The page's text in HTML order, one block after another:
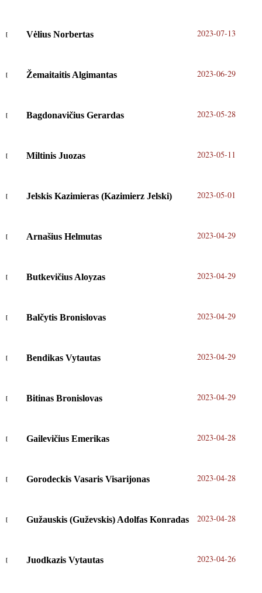
Vėlius Norbertas 2023-07-13
Žemaitaitis Algimantas 2023-06-29
Bagdonavičius Gerardas 2023-05-28
Miltinis Juozas 2023-05-11
Jelskis Kazimieras (Kazimierz Jelski) 2023-05-01
Arnašius Helmutas 2023-04-29
Butkevičius Aloyzas 2023-04-29
Balčytis Bronislovas 2023-04-29
Bendikas Vytautas 2023-04-29
Bitinas Bronislovas 2023-04-29
Gailevičius Emerikas 2023-04-28
Gorodeckis Vasaris Visarijonas 2023-04-28
Gužauskis (Guževskis) Adolfas Konradas 2023-04-28
Juodkazis Vytautas 2023-04-26